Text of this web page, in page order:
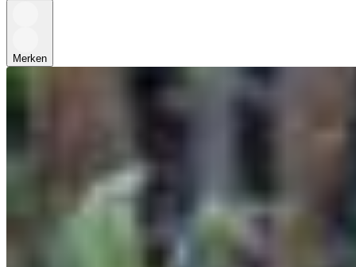
Merken